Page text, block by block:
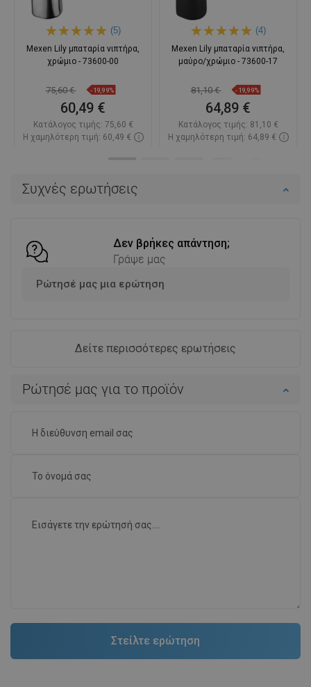
Συχνές ερωτήσεις
Δεν βρήκες απάντηση;
Γράψε μας
Ρώτησέ μας μια ερώτηση
Δείτε περισσότερες ερωτήσεις
Ρώτησέ μας για το προϊόν
(5)
Mexen Lily μπαταρία νιπτήρα,
χρώμιο - 73600-00
75,60 € -19,99%
60,49 €
Κατάλογος τιμής: 75,60 €
Η χαμηλότερη τιμή: 60,49 €
(4)
Mexen Lily μπαταρία νιπτήρα,
μαύρο/χρώμιο - 73600-17
81,10 € -19,99%
64,89 €
Κατάλογος τιμής: 81,10 €
Η χαμηλότερη τιμή: 64,89 €